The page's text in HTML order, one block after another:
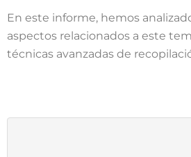
En este informe, hemos
aspectos relacionados a este
técnicas avanzadas de